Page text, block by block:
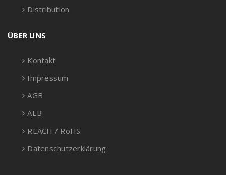
Distribution
ÜBER UNS
Kontakt
Impressum
AGB
AEB
REACH / RoHS
Datenschutzerklärung